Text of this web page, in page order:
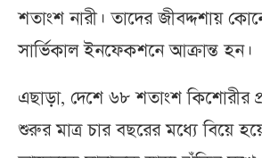
শতাংশ নারী। তাদের জীবদ্দশায়
সার্ভিকাল ইনফেকশনে আক্রান্ত হন।
এছাড়া, দেশে ৬৮ শতাংশ কিশোরীর
শুরুর মাত্র চার বছরের মধ্যে বিয়ে